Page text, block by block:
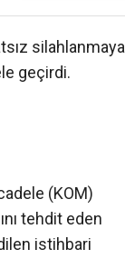
silahlanmaya
geçirdi.
(KOM)
tehdit eden
istihbari